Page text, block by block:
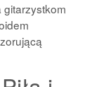
gitarzystkom